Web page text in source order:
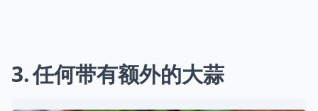
3 任何带有额外的大蒜